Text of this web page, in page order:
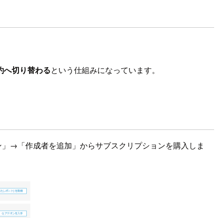
へ切り替わるという仕組みになっています。
→「作成者を追加」からサブスクリプションを購入しま